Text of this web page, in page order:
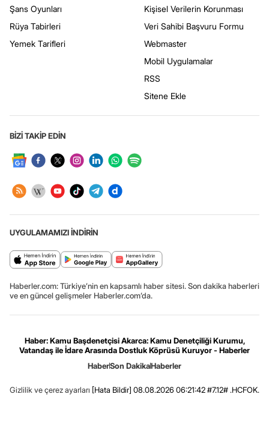
Şans Oyunları
Rüya Tabirleri
Yemek Tarifleri
Kişisel Verilerin Korunması
Veri Sahibi Başvuru Formu
Webmaster
Mobil Uygulamalar
RSS
Sitene Ekle
BİZİ TAKİP EDİN
UYGULAMAMIZI İNDİRİN
Haberler.com: Türkiye’nin en kapsamlı haber sitesi. Son dakika haberleri
ve en güncel gelişmeler Haberler.com’da.
Haber: Kamu Başdenetçisi Akarca: Kamu Denetçiliği Kurumu,
Vatandaş ile İdare Arasında Dostluk Köprüsü Kuruyor - Haberler
HaberSon DakikaHaberler
Gizlilik ve çerez ayarları [Hata Bildir] 08.08.2026 06:21:42 #7.12# .HCFOK.